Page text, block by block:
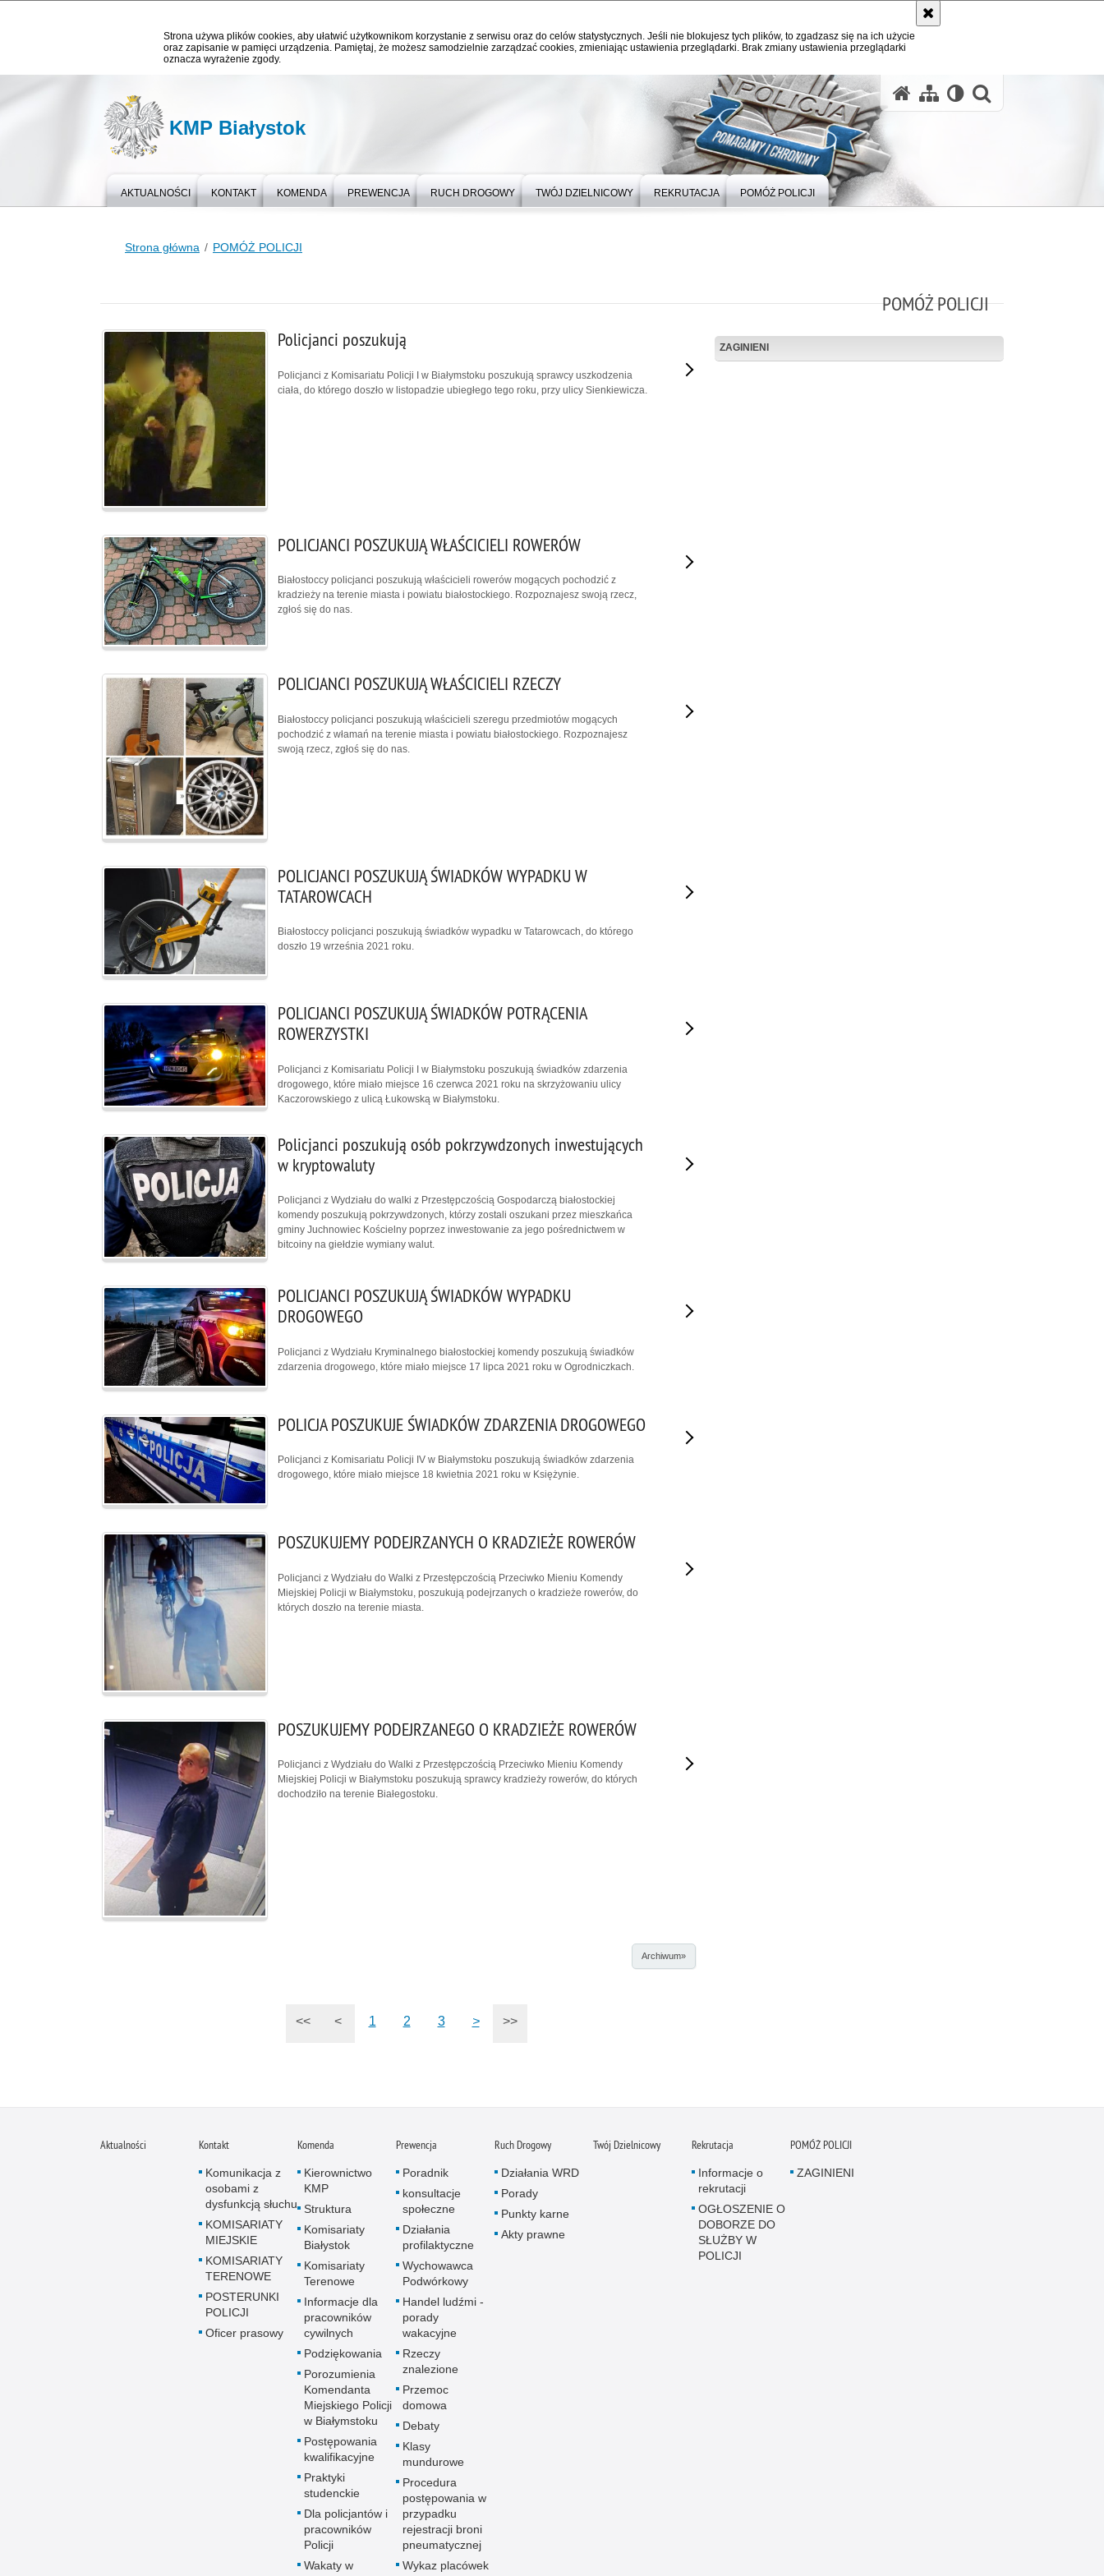
Strona używa plików cookies, aby ułatwić użytkownikom korzystanie z serwisu oraz do celów statystycznych. Jeśli nie blokujesz tych plików, to zgadzasz się na ich użycie
oraz zapisanie w pamięci urządzenia. Pamiętaj, że możesz samodzielnie zarządzać cookies, zmieniając ustawienia przeglądarki. Brak zmiany ustawienia przeglądarki
oznacza wyrażenie zgody.
KMP Białystok
AKTUALNOŚCI KONTAKT KOMENDA PREWENCJA RUCH DROGOWY TWÓJ DZIELNICOWY REKRUTACJA POMÓŻ POLICJI
Strona główna POMÓŻ POLICJI
POMÓŻ POLICJI
Policjanci poszukują
Policjanci z Komisariatu Policji I w Białymstoku poszukują sprawcy uszkodzenia
ciała, do którego doszło w listopadzie ubiegłego tego roku, przy ulicy Sienkiewicza.
POLICJANCI POSZUKUJĄ WŁAŚCICIELI ROWERÓW
Białostoccy policjanci poszukują właścicieli rowerów mogących pochodzić z
kradzieży na terenie miasta i powiatu białostockiego. Rozpoznajesz swoją rzecz,
zgłoś się do nas.
POLICJANCI POSZUKUJĄ WŁAŚCICIELI RZECZY
Białostoccy policjanci poszukują właścicieli szeregu przedmiotów mogących
pochodzić z włamań na terenie miasta i powiatu białostockiego. Rozpoznajesz
swoją rzecz, zgłoś się do nas.
POLICJANCI POSZUKUJĄ ŚWIADKÓW WYPADKU W
TATAROWCACH
Białostoccy policjanci poszukują świadków wypadku w Tatarowcach, do którego
doszło 19 września 2021 roku.
POLICJANCI POSZUKUJĄ ŚWIADKÓW POTRĄCENIA
ROWERZYSTKI
Policjanci z Komisariatu Policji I w Białymstoku poszukują świadków zdarzenia
drogowego, które miało miejsce 16 czerwca 2021 roku na skrzyżowaniu ulicy
Kaczorowskiego z ulicą Łukowską w Białymstoku.
Policjanci poszukują osób pokrzywdzonych inwestujących
w kryptowaluty
Policjanci z Wydziału do walki z Przestępczością Gospodarczą białostockiej
komendy poszukują pokrzywdzonych, którzy zostali oszukani przez mieszkańca
gminy Juchnowiec Kościelny poprzez inwestowanie za jego pośrednictwem w
bitcoiny na giełdzie wymiany walut.
POLICJANCI POSZUKUJĄ ŚWIADKÓW WYPADKU
DROGOWEGO
Policjanci z Wydziału Kryminalnego białostockiej komendy poszukują świadków
zdarzenia drogowego, które miało miejsce 17 lipca 2021 roku w Ogrodniczkach.
POLICJA POSZUKUJE ŚWIADKÓW ZDARZENIA DROGOWEGO
Policjanci z Komisariatu Policji IV w Białymstoku poszukują świadków zdarzenia
drogowego, które miało miejsce 18 kwietnia 2021 roku w Księżynie.
POSZUKUJEMY PODEJRZANYCH O KRADZIEŻE ROWERÓW
Policjanci z Wydziału do Walki z Przestępczością Przeciwko Mieniu Komendy
Miejskiej Policji w Białymstoku, poszukują podejrzanych o kradzieże rowerów, do
których doszło na terenie miasta.
POSZUKUJEMY PODEJRZANEGO O KRADZIEŻE ROWERÓW
Policjanci z Wydziału do Walki z Przestępczością Przeciwko Mieniu Komendy
Miejskiej Policji w Białymstoku poszukują sprawcy kradzieży rowerów, do których
dochodziło na terenie Białegostoku.
Archiwum»
<< < 1 2 3 > >>
ZAGINIENI
Aktualności Kontakt
Komunikacja z
osobami z
dysfunkcją słuchu
KOMISARIATY
MIEJSKIE
KOMISARIATY
TERENOWE
POSTERUNKI
POLICJI
Oficer prasowy
Komenda
Kierownictwo
KMP
Struktura
Komisariaty
Białystok
Komisariaty
Terenowe
Informacje dla
pracowników
cywilnych
Podziękowania
Porozumienia
Komendanta
Miejskiego Policji
w Białymstoku
Postępowania
kwalifikacyjne
Praktyki
studenckie
Dla policjantów i
pracowników
Policji
Wakaty w
Prewencja
Poradnik
konsultacje
społeczne
Działania
profilaktyczne
Wychowawca
Podwórkowy
Handel ludźmi -
porady
wakacyjne
Rzeczy
znalezione
Przemoc
domowa
Debaty
Klasy
mundurowe
Procedura
postępowania w
przypadku
rejestracji broni
pneumatycznej
Wykaz placówek
Ruch Drogowy
Działania WRD
Porady
Punkty karne
Akty prawne
Twój Dzielnicowy Rekrutacja
Informacje o
rekrutacji
OGŁOSZENIE O
DOBORZE DO
SŁUŻBY W
POLICJI
POMÓŻ POLICJI
ZAGINIENI